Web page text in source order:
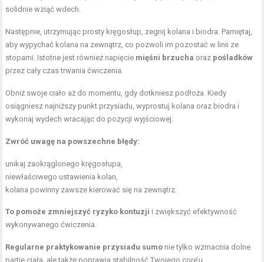
solidnie wziąć wdech.
Następnie, utrzymując prosty kręgosłup, zegnij kolana i biodra. Pamiętaj,
aby wypychać kolana na zewnątrz, co pozwoli im pozostać w linii ze
stopami. Istotne jest również napięcie mięśni brzucha oraz pośladków
przez cały czas trwania ćwiczenia.
Obniż swoje ciało aż do momentu, gdy dotkniesz podłoża. Kiedy
osiągniesz najniższy punkt przysiadu, wyprostuj kolana oraz biodra i
wykonaj wydech wracając do pozycji wyjściowej.
Zwróć uwagę na powszechne błędy:
unikaj zaokrąglonego kręgosłupa,
niewłaściwego ustawienia kolan,
kolana powinny zawsze kierować się na zewnątrz.
To pomoże zmniejszyć ryzyko kontuzji i zwiększyć efektywność
wykonywanego ćwiczenia.
Regularne praktykowanie przysiadu sumo nie tylko wzmacnia dolne
partie ciała, ale także poprawia stabilność Twojego core’u.